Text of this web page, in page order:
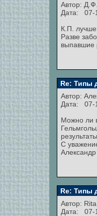
Автор: Д.Ф.
Дата: 07-
К.П. лучше
Разве
выпавшие
Re: Типы
Автор:
Дата: 07-
Можно ли
С
Александр
Re: Типы
Автор: Rita
Дата: 07-